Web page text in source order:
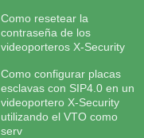
Como resetear la
contraseña de los
videoporteros X-Security
Como configurar placas
esclavas con SIP4.0 en un
videoportero X-Security
utilizando el VTO como
serv